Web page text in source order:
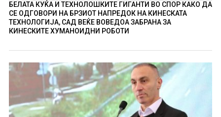
БЕЛАТА КУЌА И ТЕХНОЛОШКИТЕ ГИГАНТИ ВО СПОР КАКО ДА
СЕ ОДГОВОРИ НА БРЗИОТ НАПРЕДОК НА КИНЕСКАТА
ТЕХНОЛОГИЈА, САД ВЕЌЕ ВОВЕДОА ЗАБРАНА ЗА
КИНЕСКИТЕ ХУМАНОИДНИ РОБОТИ